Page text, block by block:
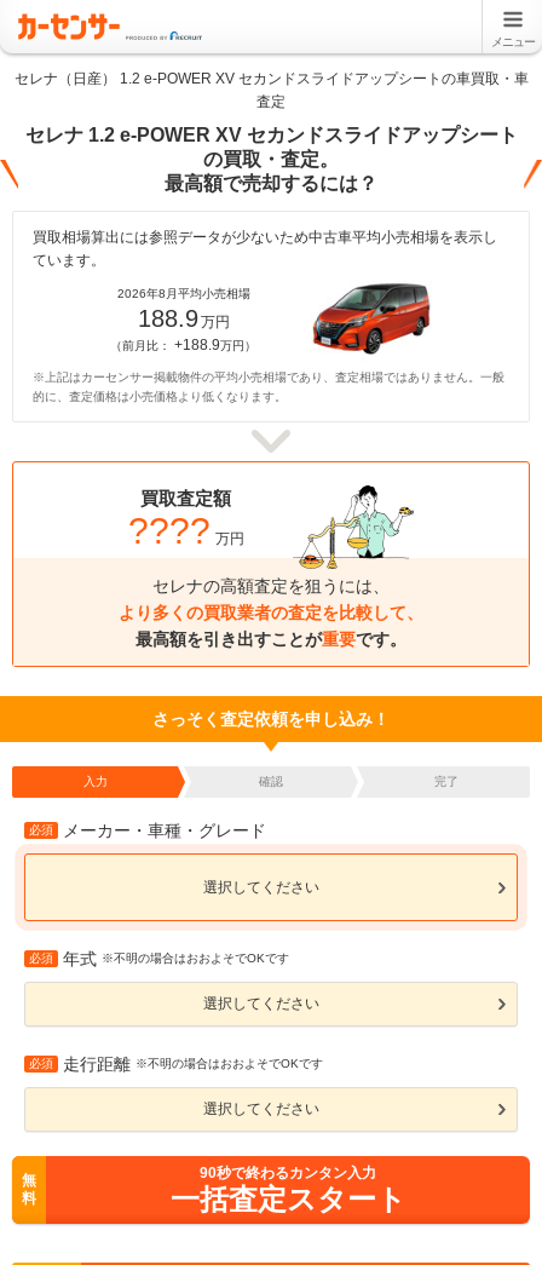
メニュー
セレナ（日産） 1.2 e-POWER XV セカンドスライドアップシートの車買取・車
査定
セレナ 1.2 e-POWER XV セカンドスライドアップシート
の買取・査定。
最高額で売却するには？
買取相場算出には参照データが少ないため中古車平均小売相場を表示し
ています。
2026年8月平均小売相場
188.9万円
（前月比：+188.9万円）
※上記はカーセンサー掲載物件の平均小売相場であり、査定相場ではありません。一般
的に、査定価格は小売価格より低くなります。
買取査定額
???? 万円
セレナの高額査定を狙うには、
より多くの買取業者の査定を比較して、
最高額を引き出すことが重要です。
さっそく査定依頼を申し込み！
入力 確認 完了
必須 メーカー・車種・グレード
選択してください
必須 年式 ※不明の場合はおおよそでOKです
選択してください
必須 走行距離 ※不明の場合はおおよそでOKです
選択してください
無
料
90秒で終わるカンタン入力
一括査定スタート